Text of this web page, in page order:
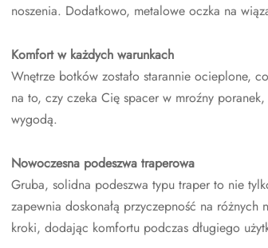
noszenia. Dodatkowo, metalowe oczka na
Komfort w każdych warunkach
Wnętrze botków zostało starannie ocieplone,
na to, czy czeka Cię spacer w mroźny
wygodą.
Nowoczesna podeszwa traperowa
Gruba, solidna podeszwa typu traper to nie
zapewnia doskonałą przyczepność na
kroki, dodając komfortu podczas długiego